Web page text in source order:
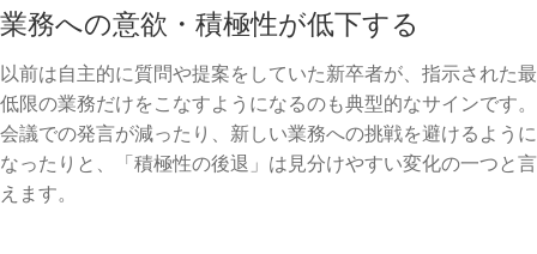
業務への意欲・積極性が低下する
以前は自主的に質問や提案をしていた新卒者が、指示された最
低限の業務だけをこなすようになるのも典型的なサインです。
会議での発言が減ったり、新しい業務への挑戦を避けるように
なったりと、「積極性の後退」は見分けやすい変化の一つと言
えます。